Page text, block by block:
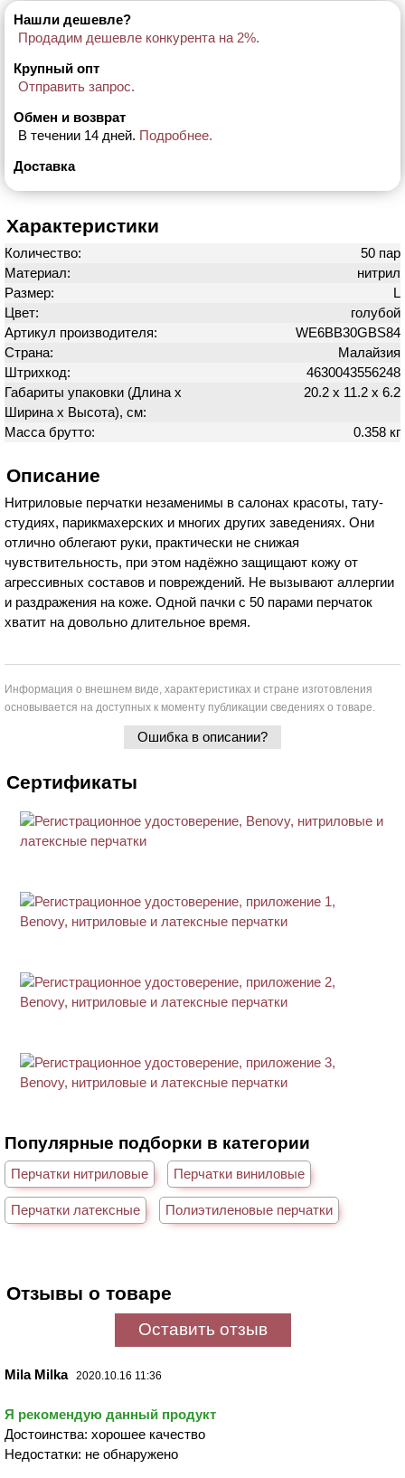
Нашли дешевле?
Продадим дешевле конкурента на 2%.
Крупный опт
Отправить запрос.
Обмен и возврат
В течении 14 дней. Подробнее.
Доставка
Характеристики
Количество:
50 пар
Материал:
нитрил
Размер:
L
Цвет:
голубой
Артикул производителя:
WE6BB30GBS84
Страна:
Малайзия
Штрихкод:
4630043556248
Габариты упаковки (Длина х
Ширина х Высота), см:
20.2 х 11.2 х 6.2
Масса брутто: 0.358 кг
Описание
Нитриловые перчатки незаменимы в салонах красоты, тату-
студиях, парикмахерских и многих других заведениях. Они
отлично облегают руки, практически не снижая
чувствительность, при этом надёжно защищают кожу от
агрессивных составов и повреждений. Не вызывают аллергии
и раздражения на коже. Одной пачки с 50 парами перчаток
хватит на довольно длительное время.
Информация о внешнем виде, характеристиках и стране изготовления
основывается на доступных к моменту публикации сведениях о товаре.
Ошибка в описании?
Сертификаты
Популярные подборки в категории
Перчатки нитриловые Перчатки виниловые
Перчатки латексные Полиэтиленовые перчатки
Отзывы о товаре
Оставить отзыв
Mila Milka 2020.10.16 11:36
Я рекомендую данный продукт
Достоинства: хорошее качество
Недостатки: не обнаружено